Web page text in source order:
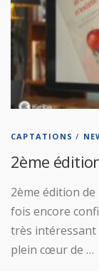
CAPTATIONS /
2ème
2ème édition
fois encore
très intéressant
plein cœur de …